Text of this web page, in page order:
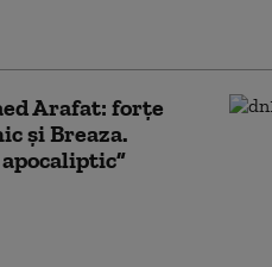
Arafat: forțe
și Breaza.